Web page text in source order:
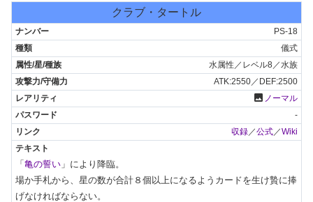
クラブ・タートル
PS-18
儀式
水属性／レベル8／水族
ATK:2550／DEF:2500
photo ノーマル
-
収録 ／公式 ／Wiki
「 亀の誓い 」により降臨。
場か手札から、星の数が合計８個以上になるようカードを生け贄に捧
げなければならない。